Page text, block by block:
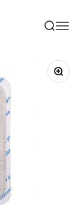
פתח תפריט ניווט
פתח חיפוש
תקריב